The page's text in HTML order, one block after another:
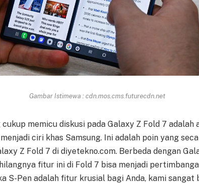
Gambar Istimewa : cdn.mos.cms.futurecdn.net
memicu diskusi pada Galaxy Z Fold 7 adalah
ciri khas Samsung. Ini adalah poin yang
Z Fold 7 di diyetekno.com. Berbeda dengan
fitur ini di Fold 7 bisa menjadi
S-Pen adalah fitur krusial bagi Anda, kami sangat